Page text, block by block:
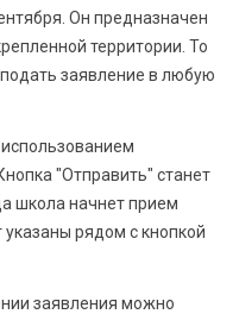
Он предназначен
территории. То
заявление в любую
"Отправить" станет
школа начнет прием
рядом с кнопкой
заявления можно